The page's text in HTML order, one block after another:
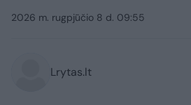
2026 m. rugpjūčio 8 d. 09:55
Lrytas.lt